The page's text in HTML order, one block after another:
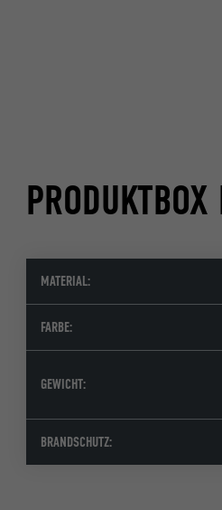
MATERIAL:
FARBE:
GEWICHT:
BRANDSCHUTZ: